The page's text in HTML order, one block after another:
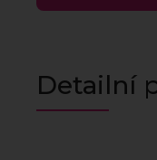
Detailní